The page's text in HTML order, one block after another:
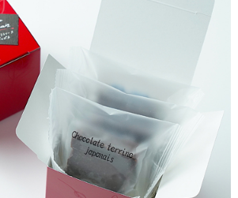
お問い合わせ
Instagram Twitter